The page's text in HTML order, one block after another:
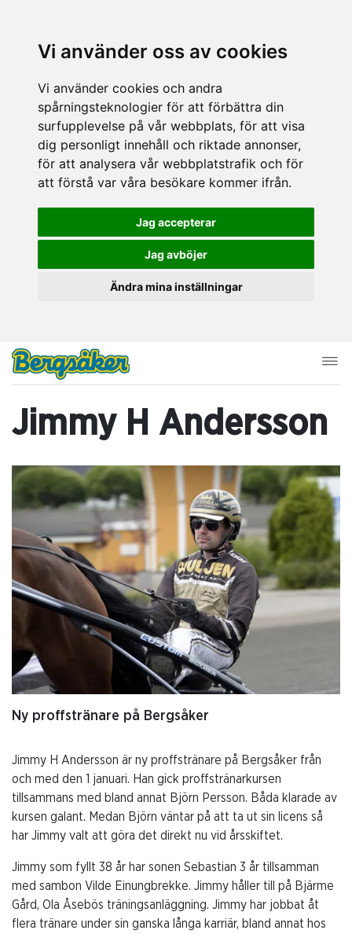
Vi använder oss av cookies
Vi använder cookies och andra
spårningsteknologier för att förbättra din
surfupplevelse på vår webbplats, för att visa
dig personligt innehåll och riktade annonser,
för att analysera vår webbplatstrafik och för
att förstå var våra besökare kommer ifrån.
Jag accepterar
Jag avböjer
Ändra mina inställningar
Jimmy H Andersson
Ny proffstränare på Bergsåker
Jimmy H Andersson är ny proffstränare på Bergsåker från
och med den 1 januari. Han gick proffstränarkursen
tillsammans med bland annat Björn Persson. Båda klarade av
kursen galant. Medan Björn väntar på att ta ut sin licens så
har Jimmy valt att göra det direkt nu vid årsskiftet.
Jimmy som fyllt 38 år har sonen Sebastian 3 år tillsamman
med sambon Vilde Einungbrekke. Jimmy håller till på Bjärme
Gård, Ola Åsebös träningsanläggning. Jimmy har jobbat åt
flera tränare under sin ganska långa karriär, bland annat hos